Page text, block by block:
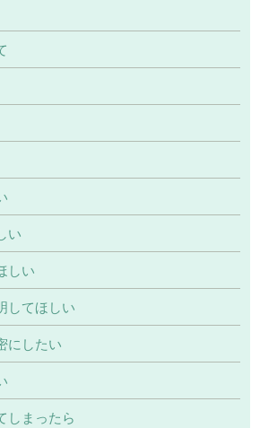
い
しい
してほしい
にしたい
しまったら